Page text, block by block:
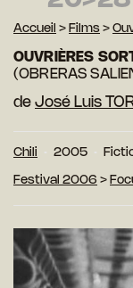
Accueil > Films >
OUVRIÈRES
(OBRERAS
de José Luis
Chili 2005
Festival 2006 >